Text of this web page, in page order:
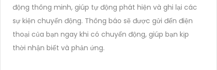
động thông minh, giúp tự động phát hiện và ghi lại các
sự kiện chuyển động. Thông báo sẽ được gửi đến điện
thoại của bạn ngay khi có chuyển động, giúp bạn kịp
thời nhận biết và phản ứng.